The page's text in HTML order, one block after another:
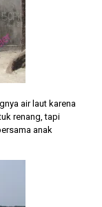
air laut karena
renang, tapi
anak